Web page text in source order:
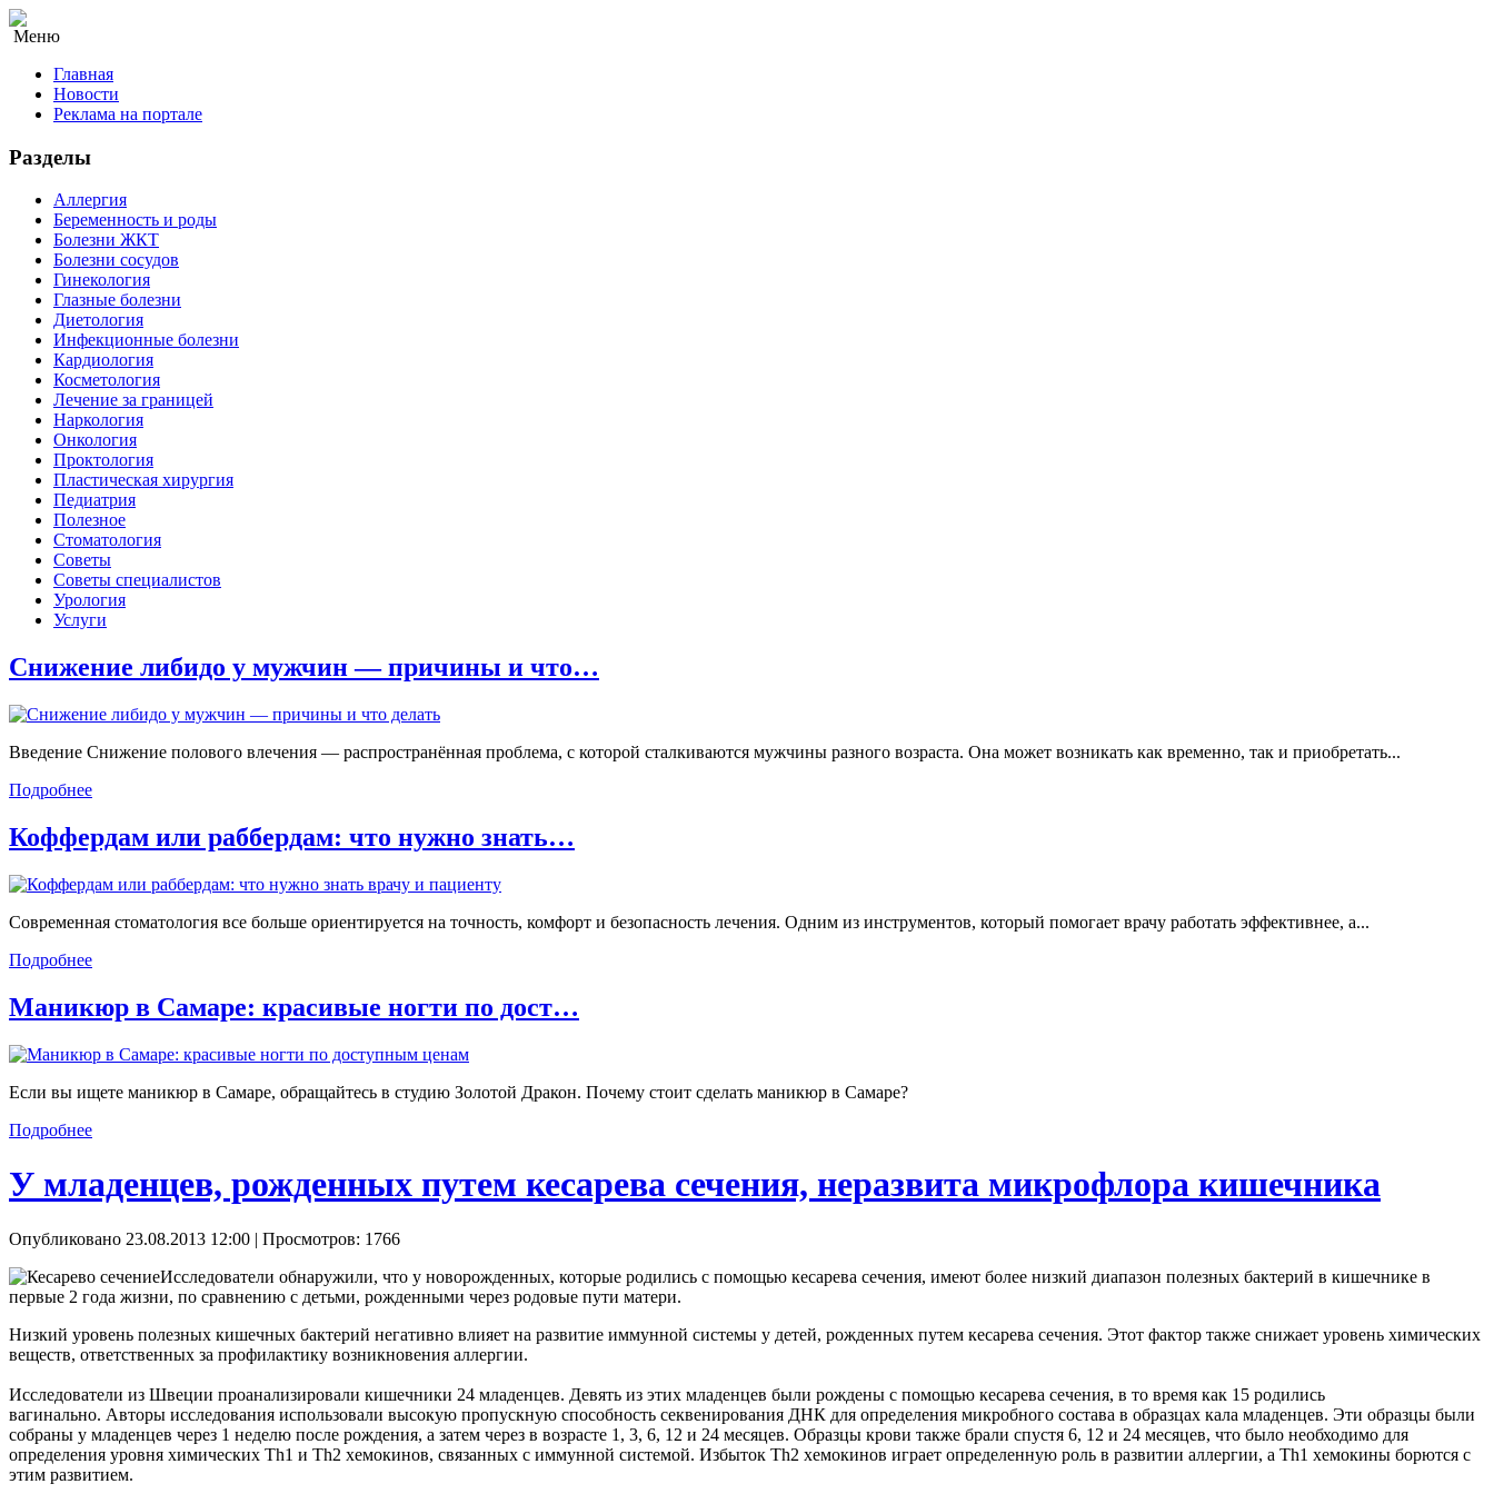
Меню
Главная
Новости
Реклама на портале
Разделы
Аллергия
Беременность и роды
Болезни ЖКТ
Болезни сосудов
Гинекология
Глазные болезни
Диетология
Инфекционные болезни
Кардиология
Косметология
Лечение за границей
Наркология
Онкология
Проктология
Пластическая хирургия
Педиатрия
Полезное
Стоматология
Советы
Советы специалистов
Урология
Услуги
Снижение либидо у мужчин — причины и что…
Введение Снижение полового влечения — распространённая проблема, с которой сталкиваются мужчины разного возраста. Она может возникать как временно, так и приобретать...
Подробнее
Коффердам или раббердам: что нужно знать…
Современная стоматология все больше ориентируется на точность, комфорт и безопасность лечения. Одним из инструментов, который помогает врачу работать эффективнее, а...
Подробнее
Маникюр в Самаре: красивые ногти по дост…
Если вы ищете маникюр в Самаре, обращайтесь в студию Золотой Дракон. Почему стоит сделать маникюр в Самаре?
Подробнее
У младенцев, рожденных путем кесарева сечения, неразвита микрофлора кишечника
Опубликовано 23.08.2013 12:00 | Просмотров: 1766
Исследователи обнаружили, что у новорожденных, которые родились с помощью кесарева сечения, имеют более низкий диапазон полезных бактерий в кишечнике в
первые 2 года жизни, по сравнению с детьми, рожденными через родовые пути матери.
Низкий уровень полезных кишечных бактерий негативно влияет на развитие иммунной системы у детей, рожденных путем кесарева сечения. Этот фактор также снижает уровень химических
веществ, ответственных за профилактику возникновения аллергии.
Исследователи из Швеции проанализировали кишечники 24 младенцев. Девять из этих младенцев были рождены с помощью кесарева сечения, в то время как 15 родились
вагинально. Авторы исследования использовали высокую пропускную способность секвенирования ДНК для определения микробного состава в образцах кала младенцев. Эти образцы были
собраны у младенцев через 1 неделю после рождения, а затем через в возрасте 1, 3, 6, 12 и 24 месяцев. Образцы крови также брали спустя 6, 12 и 24 месяцев, что было необходимо для
определения уровня химических Th1 и Th2 хемокинов, связанных с иммунной системой. Избыток Th2 хемокинов играет определенную роль в развитии аллергии, а Th1 хемокины борются с
этим развитием.